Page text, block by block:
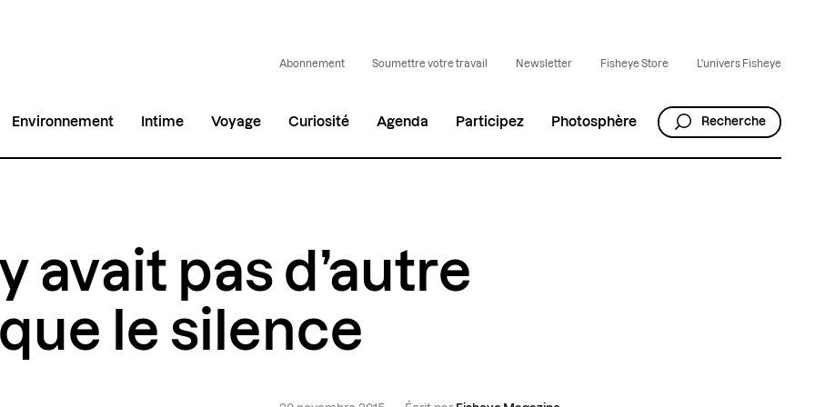
Abonnement Soumettre votre travail Newsletter Fisheye Store L'univers Fisheye
Environnement Intime Voyage Curiosité Agenda Participez Photosphère Recherche
avait pas d’autre
le silence